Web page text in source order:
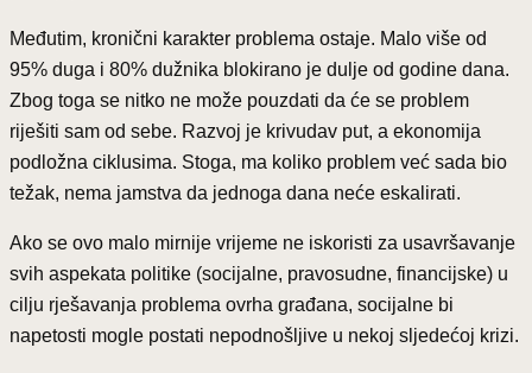
Međutim, kronični karakter problema ostaje. Malo više od
95% duga i 80% dužnika blokirano je dulje od godine dana.
Zbog toga se nitko ne može pouzdati da će se problem
riješiti sam od sebe. Razvoj je krivudav put, a ekonomija
podložna ciklusima. Stoga, ma koliko problem već sada bio
težak, nema jamstva da jednoga dana neće eskalirati.
Ako se ovo malo mirnije vrijeme ne iskoristi za usavršavanje
svih aspekata politike (socijalne, pravosudne, financijske) u
cilju rješavanja problema ovrha građana, socijalne bi
napetosti mogle postati nepodnošljive u nekoj sljedećoj krizi.